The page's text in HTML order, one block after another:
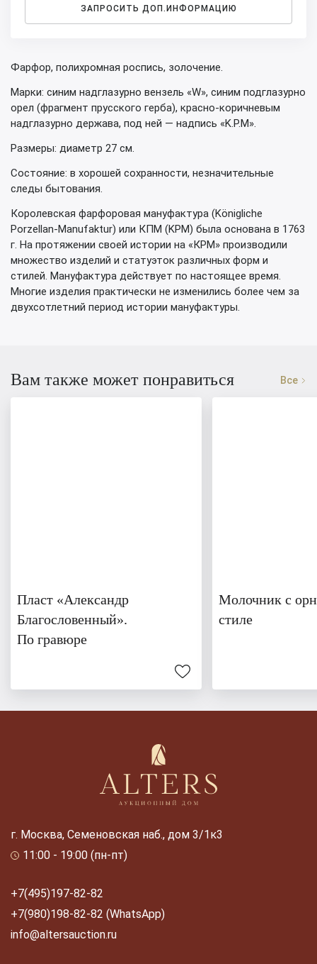
ЗАПРОСИТЬ ДОП.ИНФОРМАЦИЮ
Фарфор, полихромная роспись, золочение.
Марки: синим надглазурно вензель «W», синим подглазурно
орел (фрагмент прусского герба), красно-коричневым
надглазурно держава, под ней — надпись «K.P.M».
Размеры: диаметр 27 см.
Состояние: в хорошей сохранности, незначительные
следы бытования.
Королевская фарфоровая мануфактура (Königliche
Porzellan-Manufaktur) или КПМ (KPM) была основана в 1763
г. На протяжении своей истории на «КРМ» производили
множество изделий и статуэток различных форм и
стилей. Мануфактура действует по настоящее время.
Многие изделия практически не изменились более чем за
двухсотлетний период истории мануфактуры.
Вам также может понравиться Все
Пласт «Александр
Благословенный».
По гравюре
Молочник с
стиле
г. Москва, Семеновская наб., дом 3/1к3
11:00 - 19:00 (пн-пт)
+7(495)197-82-82
+7(980)198-82-82 (WhatsApp)
info@altersauction.ru